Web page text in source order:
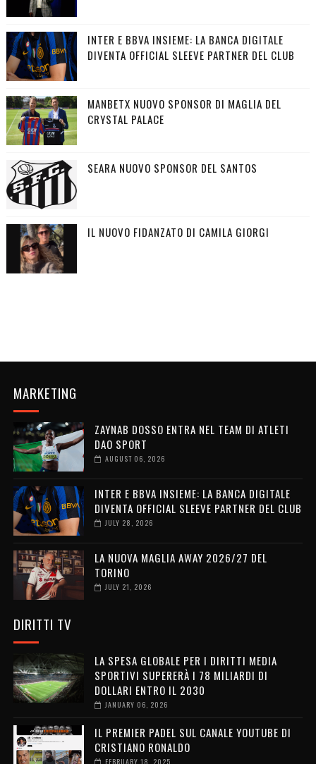
INTER E BBVA INSIEME: LA BANCA DIGITALE
DIVENTA OFFICIAL SLEEVE PARTNER DEL CLUB
MANBETX NUOVO SPONSOR DI MAGLIA DEL
CRYSTAL PALACE
SEARA NUOVO SPONSOR DEL SANTOS
IL NUOVO FIDANZATO DI CAMILA GIORGI
MARKETING
ZAYNAB DOSSO ENTRA NEL TEAM DI ATLETI
DAO SPORT
AUGUST 06, 2026
INTER E BBVA INSIEME: LA BANCA DIGITALE
DIVENTA OFFICIAL SLEEVE PARTNER DEL CLUB
JULY 28, 2026
LA NUOVA MAGLIA AWAY 2026/27 DEL
TORINO
JULY 21, 2026
DIRITTI TV
LA SPESA GLOBALE PER I DIRITTI MEDIA
SPORTIVI SUPERERÀ I 78 MILIARDI DI
DOLLARI ENTRO IL 2030
JANUARY 06, 2026
IL PREMIER PADEL SUL CANALE YOUTUBE DI
CRISTIANO RONALDO
FEBRUARY 18, 2025